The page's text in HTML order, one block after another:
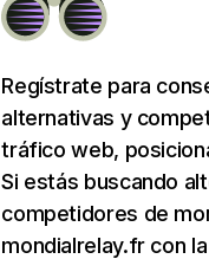
Regístrate para
alternativas y
tráfico web,
Si estás buscando
competidores de
mondialrelay.fr con la